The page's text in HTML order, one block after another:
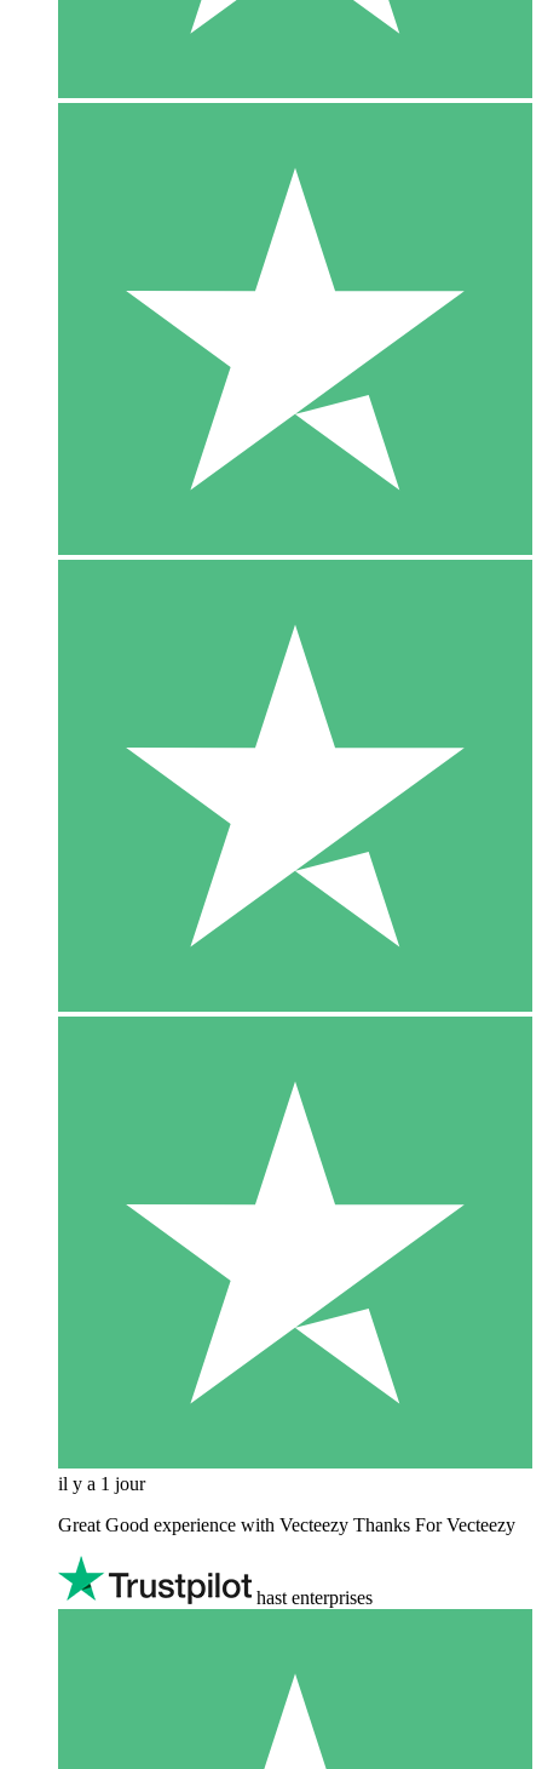
il y a 1 jour
Great Good experience with Vecteezy Thanks For Vecteezy
hast enterprises